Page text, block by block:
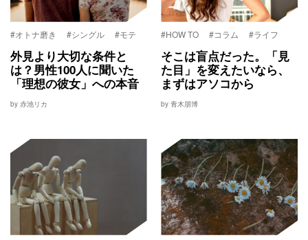
#オトナ磨き #シングル #モテ
外見より大切な条件と
は？男性100人に聞いた
「理想の彼女」への本音
by 赤池リカ
#HOW TO #コラム #ライフ
そこは盲点だった。「見
た目」を変えたいなら、
まずはアソコから
by 青木朋博